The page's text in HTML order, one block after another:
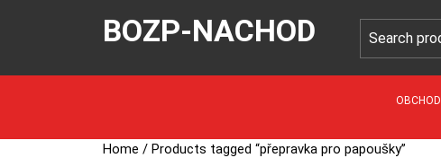
BOZP-NACHOD
OBCHOD
Home / Products tagged “přepravka pro papoušky”